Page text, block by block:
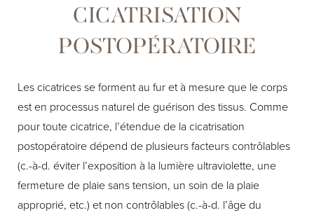
CICATRISATION
POSTOPÉRATOIRE
Les cicatrices se forment au fur et à mesure que le corps
est en processus naturel de guérison des tissus. Comme
pour toute cicatrice, l’étendue de la cicatrisation
postopératoire dépend de plusieurs facteurs contrôlables
(c.-à-d. éviter l’exposition à la lumière ultraviolette, une
fermeture de plaie sans tension, un soin de la plaie
approprié, etc.) et non contrôlables (c.-à-d. l’âge du